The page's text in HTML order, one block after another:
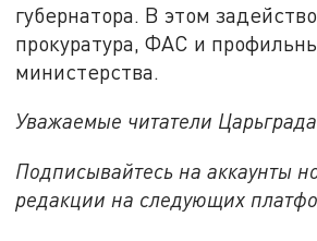
губернатора. В этом
прокуратура, ФАС и
министерства.
Уважаемые читатели
Подписывайтесь на аккаунты
редакции на следующих